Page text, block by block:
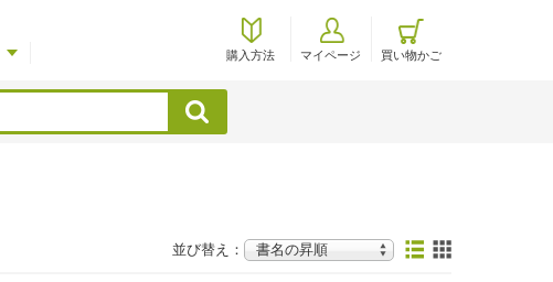
購入方法 マイページ 買い物かご
検索
並び替え：